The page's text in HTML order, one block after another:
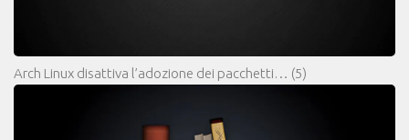
Arch Linux disattiva l’adozione dei pacchetti… (5)